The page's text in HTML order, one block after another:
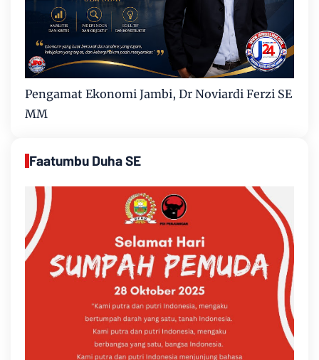
Pengamat Ekonomi Jambi, Dr Noviardi Ferzi SE
MM
Faatumbu Duha SE